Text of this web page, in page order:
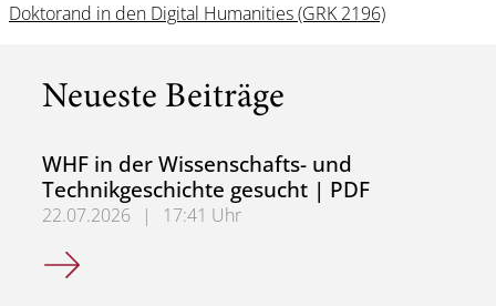
Doktorand in den Digital Humanities (GRK 2196)
Neueste Beiträge
WHF in der Wissenschafts- und
Technikgeschichte gesucht | PDF
22.07.2026 |
17:41 Uhr
WHF in der Wissenschafts- und Technikgeschichte